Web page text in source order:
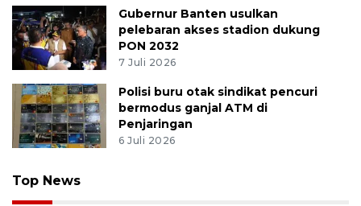
Gubernur Banten usulkan
pelebaran akses stadion dukung
PON 2032
7 Juli 2026
Polisi buru otak sindikat pencuri
bermodus ganjal ATM di
Penjaringan
6 Juli 2026
Top News